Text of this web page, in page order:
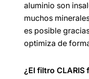
aluminio son
muchos
es posible
optimiza de
¿El filtro